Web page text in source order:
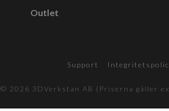
Outlet
Support
© 2026 3DVerkstan AB (Priserna gäller